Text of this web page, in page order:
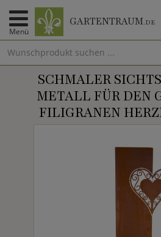
Menü
GARTENTRAUM.DE
SCHMALER
METALL FÜR DEN
FILIGRANEN